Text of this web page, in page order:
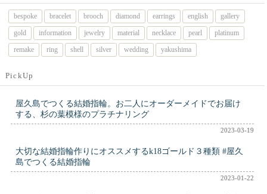
bespoke bracelet brooch diamond earrings english
gallery
gold
information jewelry material necklace pearl
platinum
remake
ring shell silver wedding yakushima
PickUp
屋久島でつくる結婚指輪。お二人にオーダーメイドでお届け
する、杉の葉模様のプラチナリング
2023-03-19
大切な結婚指輪作りにオススメするk18ゴールド３種類 #屋久
島でつくる結婚指輪
2023-01-22